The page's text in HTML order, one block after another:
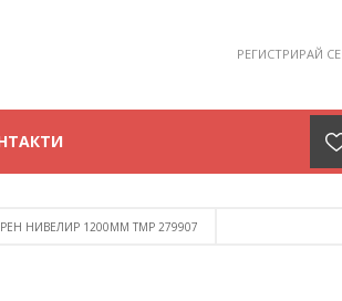
РЕГИСТРИРАЙ СЕ
НИВЕЛИР 1200MM TMP 279907